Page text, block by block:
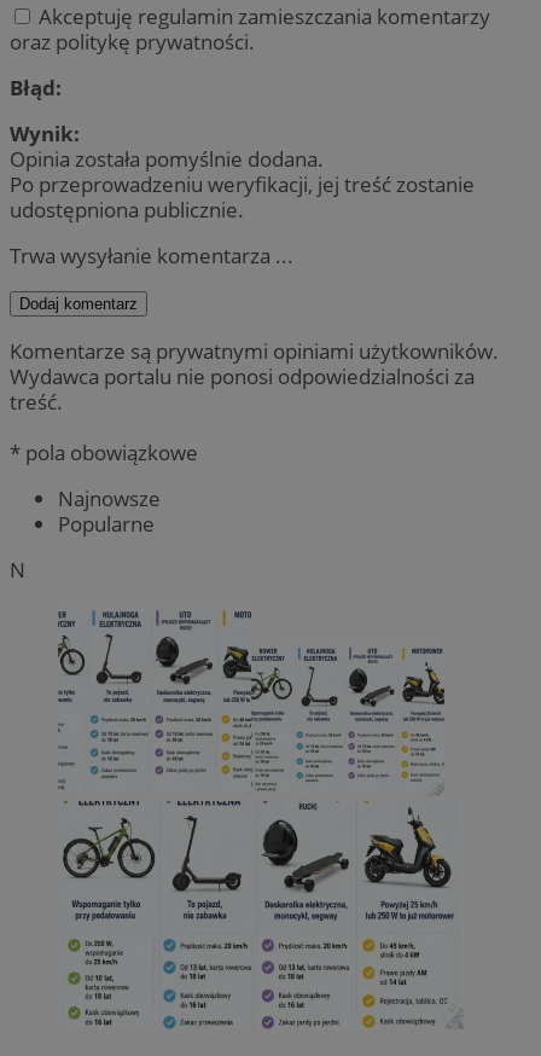
Akceptuję regulamin zamieszczania komentarzy
oraz politykę prywatności.
Błąd:
Wynik:
Opinia została pomyślnie dodana.
Po przeprowadzeniu weryfikacji, jej treść zostanie
udostępniona publicznie.
Trwa wysyłanie komentarza ...
Dodaj komentarz
Komentarze są prywatnymi opiniami użytkowników.
Wydawca portalu nie ponosi odpowiedzialności za
treść.
* pola obowiązkowe
Najnowsze
Popularne
N